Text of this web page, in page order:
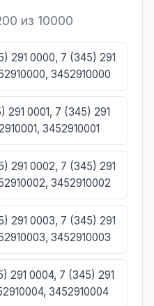
из 10000
291 0000, 7 (345) 291
3452910000
291 0001, 7 (345) 291
3452910001
291 0002, 7 (345) 291
3452910002
291 0003, 7 (345) 291
3452910003
291 0004, 7 (345) 291
3452910004